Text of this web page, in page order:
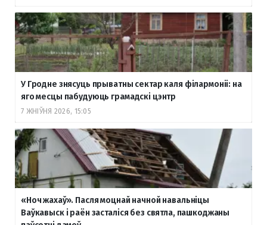
У Гродне знясуць прыватны сектар каля філармоніі: на
яго месцы пабудуюць грамадскі цэнтр
7 ЖНІЎНЯ 2026, 15:05
«Ноч жахаў». Пасля моцнай начной навальніцы
Ваўкавыск і раён засталіся без святла, пашкоджаны